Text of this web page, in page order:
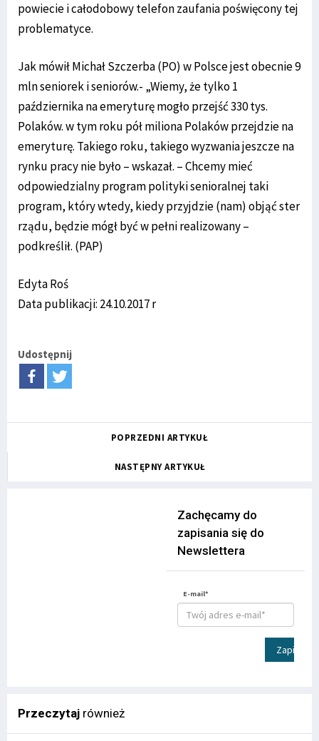
powiecie i całodobowy telefon zaufania poświęcony tej
problematyce.
Jak mówił Michał Szczerba (PO) w Polsce jest obecnie 9
mln seniorek i seniorów.- „Wiemy, że tylko 1
października na emeryturę mogło przejść 330 tys.
Polaków. w tym roku pół miliona Polaków przejdzie na
emeryturę. Takiego roku, takiego wyzwania jeszcze na
rynku pracy nie było – wskazał. – Chcemy mieć
odpowiedzialny program polityki senioralnej taki
program, który wtedy, kiedy przyjdzie (nam) objąć ster
rządu, będzie mógł być w pełni realizowany –
podkreślił. (PAP)
Edyta Roś
Data publikacji: 24.10.2017 r
Udostępnij
POPRZEDNI ARTYKUŁ
NASTĘPNY ARTYKUŁ
Zachęcamy do
zapisania się do
Newslettera
E-mail*
Zapisz
Przeczytaj również